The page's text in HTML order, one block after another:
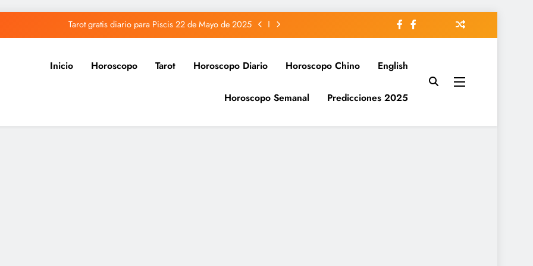
Tarot gratis diario para Piscis 22 de Mayo de 2025
Tarot gratis diario para Capricornio 22 de Mayo de 2025
Tarot gratis diario para Sagitario 22 de Mayo de 2025
Tarot gratis diario para Piscis 22 de Mayo de 2025
Inicio Horoscopo Tarot Horoscopo Diario Horoscopo Chino English
Horoscopo Semanal Predicciones 2025